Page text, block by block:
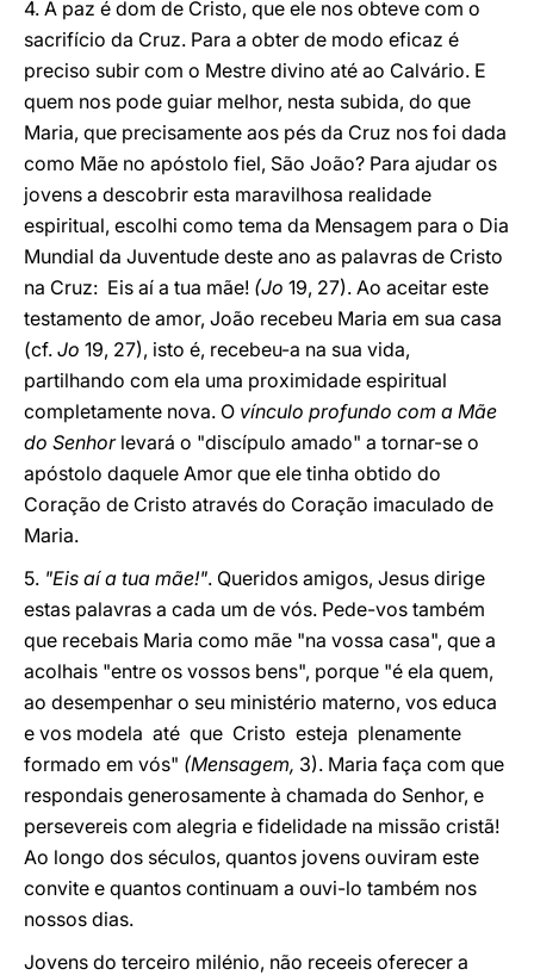
4. A paz é dom de Cristo, que ele nos obteve com o
sacrifício da Cruz. Para a obter de modo eficaz é
preciso subir com o Mestre divino até ao Calvário. E
quem nos pode guiar melhor, nesta subida, do que
Maria, que precisamente aos pés da Cruz nos foi dada
como Mãe no apóstolo fiel, São João? Para ajudar os
jovens a descobrir esta maravilhosa realidade
espiritual, escolhi como tema da Mensagem para o Dia
Mundial da Juventude deste ano as palavras de Cristo
na Cruz: Eis aí a tua mãe! (Jo 19, 27). Ao aceitar este
testamento de amor, João recebeu Maria em sua casa
(cf. Jo 19, 27), isto é, recebeu-a na sua vida,
partilhando com ela uma proximidade espiritual
completamente nova. O vínculo profundo com a Mãe
do Senhorlevará o "discípulo amado" a tornar-se o
apóstolo daquele Amor que ele tinha obtido do
Coração de Cristo através do Coração imaculado de
Maria.
5. "Eis aí a tua mãe!". Queridos amigos, Jesus dirige
estas palavras a cada um de vós. Pede-vos também
que recebais Maria como mãe "na vossa casa", que a
acolhais "entre os vossos bens", porque "é ela quem,
ao desempenhar o seu ministério materno, vos educa
e vos modela até que Cristo esteja plenamente
formado em vós" (Mensagem, 3). Maria faça com que
respondais generosamente à chamada do Senhor, e
persevereis com alegria e fidelidade na missão cristã!
Ao longo dos séculos, quantos jovens ouviram este
convite e quantos continuam a ouvi-lo também nos
nossos dias.
Jovens do terceiro milénio, não receeis oferecer a